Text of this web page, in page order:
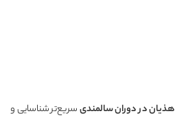
هذیان در دوران سالمندیسریع‌تر شناسایی و